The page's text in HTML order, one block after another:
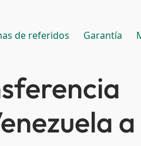
de referidos Garantía
a